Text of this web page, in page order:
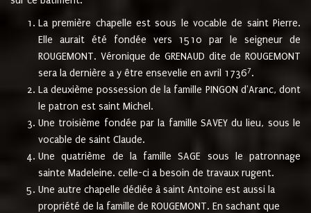
La première chapelle est sous le vocable de saint Pierre.
Elle aurait été fondée vers 1510 par le seigneur de
ROUGEMONT. Véronique de GRENAUD dite de ROUGEMONT
sera la dernière a y être ensevelie en avril 17367.
La deuxième possession de la famille PINGON d'Aranc, dont
le patron est saint Michel.
Une troisième fondée par la famille SAVEY du lieu, sous le
vocable de saint Claude.
Une quatrième de la famille SAGE sous le patronnage
sainte Madeleine. celle-ci a besoin de travaux rugent.
Une autre chapelle dédiée à saint Antoine est aussi la
propriété de la famille de ROUGEMONT. En sachant que